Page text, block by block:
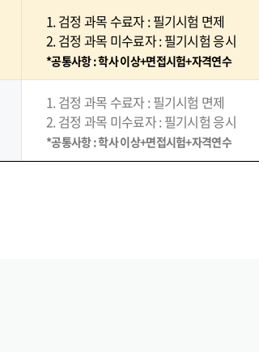
1. 검정 과목 수료자 : 필기시험 면제
2. 검정 과목 미수료자 : 필기시험 응시
*공통사항 : 학사 이상+면접시험+자격연수
1. 검정 과목 수료자 : 필기시험 면제
2. 검정 과목 미수료자 : 필기시험 응시
*공통사항 : 학사 이상+면접시험+자격연수